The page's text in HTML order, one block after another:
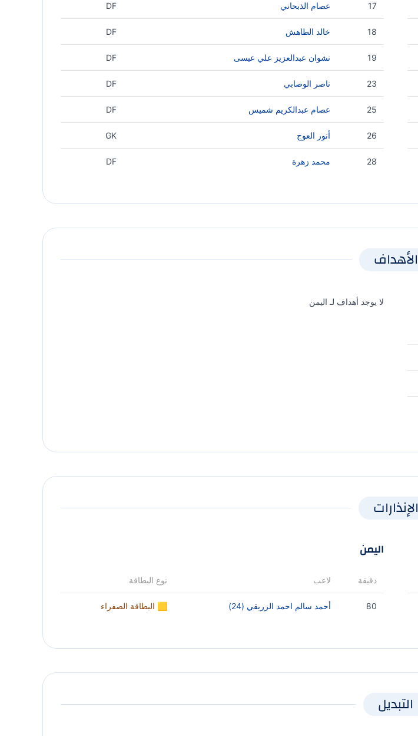
17 عصام الذبحاني DF
18 خالد الطاهش DF
19 نشوان عبدالعزيز علي عيسى DF
23 ناصر الوصابي DF
25 عصام عبدالكريم شميس DF
26 أنور العوج GK
28 محمد زهرة DF
الأهداف
لا يوجد أهداف لـ اليمن
الإنذارات
اليمن
دقيقة لاعب نوع البطاقة
80 أحمد سالم احمد الزريقي (24) 🟨 البطاقة الصفراء
التبديل